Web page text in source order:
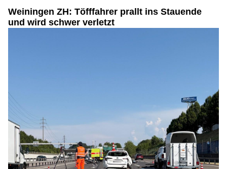
Weiningen ZH: Töfffahrer prallt ins Stauende
und wird schwer verletzt